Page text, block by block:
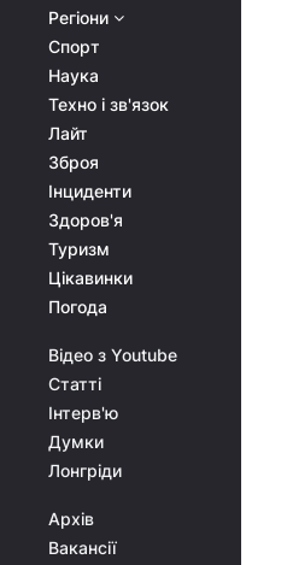
Регіони
Спорт
Наука
Техно і зв'язок
Лайт
Зброя
Інциденти
Здоров'я
Туризм
Цікавинки
Погода
Відео з Youtube
Статті
Інтерв'ю
Думки
Лонгріди
Архів
Вакансії